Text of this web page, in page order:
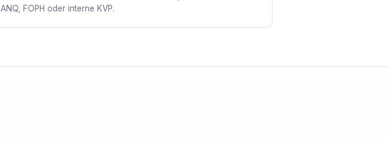
ANQ, FOPH oder interne KVP.